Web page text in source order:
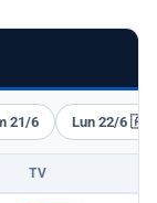
21/6 Lun 22/6
TV